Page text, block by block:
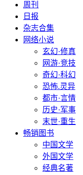
周刊
日报
杂志合集
网络小说
玄幻·修真
网游·竞技
奇幻·科幻
恐怖.灵异
都市·言情
历史·军事
末世·重生
畅销图书
中国文学
外国文学
经典名著